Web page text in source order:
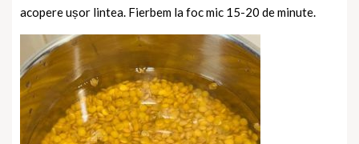
acopere ușor lintea. Fierbem la foc mic 15-20 de minute.